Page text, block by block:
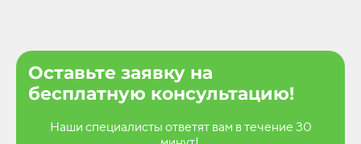
Оставьте заявку на
бесплатную консультацию!
Наши специалисты ответят вам в течение 30